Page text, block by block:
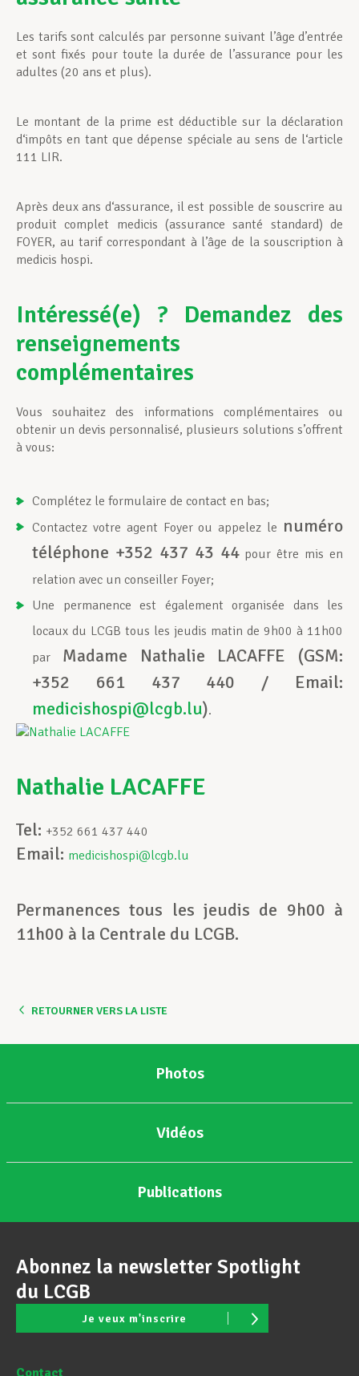
Les tarifs sont calculés par personne suivant l’âge d’entrée
et sont fixés pour toute la durée de l’assurance pour les
adultes (20 ans et plus).
Le montant de la prime est déductible sur la déclaration
d‘impôts en tant que dépense spéciale au sens de l‘article
111 LIR.
Après deux ans d‘assurance, il est possible de souscrire au
produit complet medicis (assurance santé standard) de
FOYER, au tarif correspondant à l’âge de la souscription à
medicis hospi.
Intéressé(e) ? Demandez des
renseignements
complémentaires
Vous souhaitez des informations complémentaires ou
obtenir un devis personnalisé, plusieurs solutions s’offrent
à vous:
Complétez le formulaire de contact en bas;
Contactez votre agent Foyer ou appelez le numéro
téléphone +352 437 43 44pour être mis en
relation avec un conseiller Foyer;
Une permanence est également organisée dans les
locaux du LCGB tous les jeudis matin de 9h00 à 11h00
par Madame Nathalie LACAFFE (GSM:
+352 661 437 440 / Email:
medicishospi@lcgb.lu).
Nathalie LACAFFE
Tel: +352 661 437 440
Email: medicishospi@lcgb.lu
Permanences tous les jeudis de 9h00 à
11h00 à la Centrale du LCGB.
RETOURNER VERS LA LISTE
Photos
Vidéos
Publications
Abonnez la newsletter Spotlight
du LCGB
Je veux m'inscrire
Contact